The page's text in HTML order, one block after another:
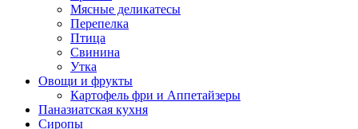
Мясные деликатесы
Перепелка
Птица
Свинина
Утка
Овощи и фрукты
Картофель фри и Аппетайзеры
Паназиатская кухня​
Сиропы